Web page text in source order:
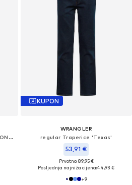
Loosefit Traperice 'RELAXED FRONTIER'
KUPON
WRANGLER
regular Traperice 'Texas'
53,91 €
Prvotno: 89,95 €
Posljednja najniža cijena:44,93 €
+9